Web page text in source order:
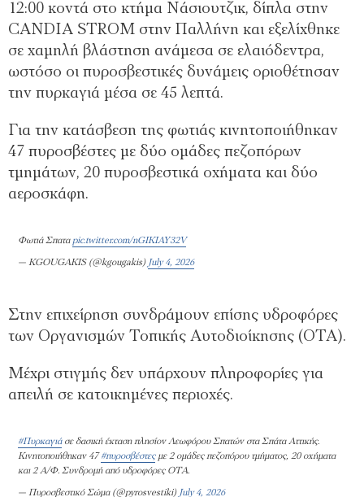
12:00 κοντά στο κτήμα Νάσιουτζικ, δίπλα στην
CANDIA STROM στην Παλλήνη και εξελίχθηκε
σε χαμηλή βλάστηση ανάμεσα σε ελαιόδεντρα,
ωστόσο οι πυροσβεστικές δυνάμεις οριοθέτησαν
την πυρκαγιά μέσα σε 45 λεπτά.
Για την κατάσβεση της φωτιάς κινητοποιήθηκαν
47 πυροσβέστες με δύο ομάδες πεζοπόρων
τμημάτων, 20 πυροσβεστικά οχήματα και δύο
αεροσκάφη.
Φωτιά Σπαταpic.twitter.com/nGIKIAY32V
— KGOUGAKIS (@kgougakis) July 4, 2026
Στην επιχείρηση συνδράμουν επίσης υδροφόρες
των Οργανισμών Τοπικής Αυτοδιοίκησης (ΟΤΑ).
Μέχρι στιγμής δεν υπάρχουν πληροφορίες για
απειλή σε κατοικημένες περιοχές.
#Πυρκαγιάσε δασική έκταση πλησίον Λεωφόρου Σπατών στα Σπάτα Αττικής.
Κινητοποιήθηκαν 47#πυροσβέστεςμε 2 ομάδες πεζοπόρου τμήματος, 20 οχήματα
και 2 Α/Φ. Συνδρομή από υδροφόρες ΟΤΑ.
— Πυροσβεστικό Σώμα (@pyrosvestiki) July 4, 2026